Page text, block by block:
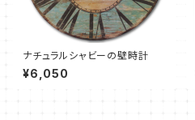
ナチュラルシャビーの壁時計
¥6,050